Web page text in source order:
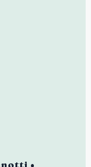
•